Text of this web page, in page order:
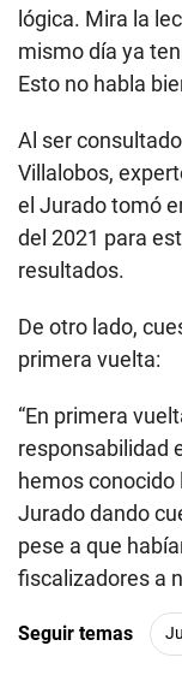
lógica. Mira la
mismo día ya
Esto no habla
Al ser
Villalobos,
el Jurado tomó
del 2021 para
resultados.
De otro lado,
primera vuelta:
“En primera
responsabilidad
hemos conocido
Jurado dando
pese a que
fiscalizadores a
Seguir temas